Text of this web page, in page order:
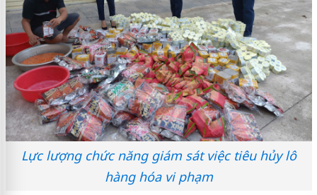
Lực lượng chức năng giám sát việc tiêu hủy lô
hàng hóa vi phạm